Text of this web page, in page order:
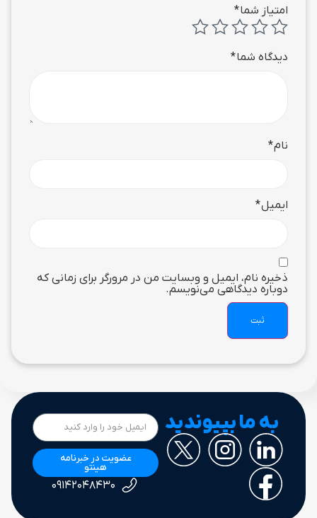
امتیاز شما*
دیدگاه شما*
نام*
ایمیل*
ذخیره نام، ایمیل و وبسایت من در مرورگر برای زمانی که
دوباره دیدگاهی می‌نویسم.
به ما بپیوندید
عضویت در خبرنامه
هینتو
۰۹۱۴۲۰۴۸۴۳۰